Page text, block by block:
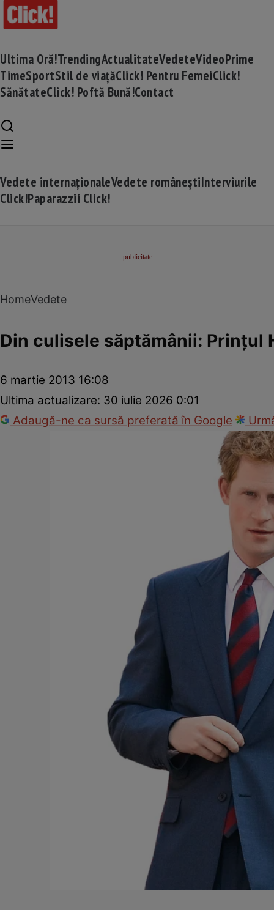
Ultima Oră!TrendingActualitateVedeteVideoPrime
TimeSportStil de viațăClick! Pentru FemeiClick!
SănătateClick! Poftă Bună!Contact
Vedete internaționaleVedete româneștiInterviurile
Click!Paparazzii Click!
HomeVedete
Din culisele săptămânii: Prinţul
6 martie 2013 16:08
Ultima actualizare: 30 iulie 2026 0:01
Adaugă-ne ca sursă preferată în Google